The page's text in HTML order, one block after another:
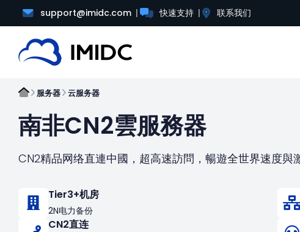
support@imidc.com 快速支持 联系我们
服务器 云服务器
南非CN2雲服務器
CN2精品网络直連中國，超高速訪問，暢遊全世界速度與
Tier3+机房
2N电力备份
CN2直连